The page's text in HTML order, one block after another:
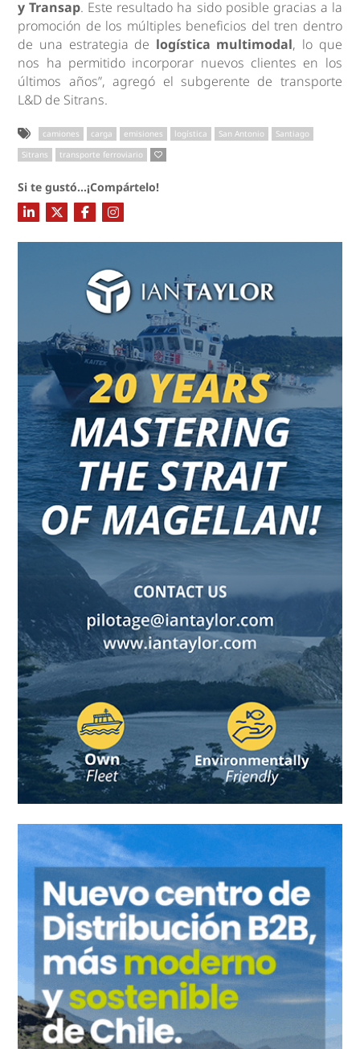
y Transap. Este resultado ha sido posible gracias a la
promoción de los múltiples beneficios del tren dentro
de una estrategia de logística multimodal, lo que
nos ha permitido incorporar nuevos clientes en los
últimos años”, agregó el subgerente de transporte
L&D de Sitrans.
camiones carga emisiones logística San Antonio
Santiago
Sitrans
transporte ferroviario
Si te gustó...¡Compártelo!